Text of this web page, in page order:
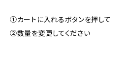
①カートに入れるボタンを押して
②数量を変更してください